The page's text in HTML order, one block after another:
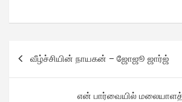
வீழ்ச்சியின் நாயகன் – ஜோஜூ ஜார்ஜ்
என் பார்வையில்